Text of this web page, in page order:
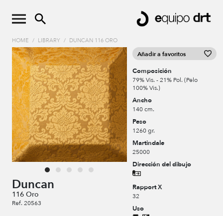
HOME / LIBRARY / DUNCAN 116 ORO
Duncan
116 Oro
Ref. 20563
Añadir a favoritos
Composición
79% Vis. - 21% Pol. (Pelo
100% Vis.)
Ancho
140 cm.
Peso
1260 gr.
Martindale
25000
Dirección del dibujo
Rapport X
32
Uso